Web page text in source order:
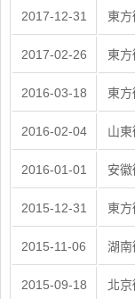
2017-12-31 東
2017-02-26 東方
2016-03-18 東方
2016-02-04 山
2016-01-01 安徽
2015-12-31 東方
2015-11-06 湖南
2015-09-18 北京